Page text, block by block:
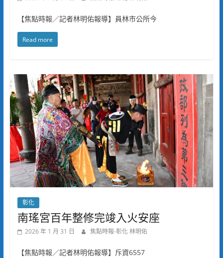
【焦點時報／記者林明佑報導】員林市公所今
Read more
彰化
南瑤宮百年整修完竣入火安座
2026 年 1 月 31 日 焦點時報-彰化 林明佑
【焦點時報／記者林明佑報導】斥資6557